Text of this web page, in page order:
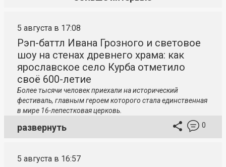
5 августа в 17:08
Рэп-баттл Ивана Грозного и световое
шоу на стенах древнего храма: как
ярославское село Курба отметило
своё 600-летие
Более тысячи человек приехали на исторический
фестиваль, главным героем которого стала единственная
в мире 16-лепестковая церковь.
развернуть 0
5 августа в 16:57